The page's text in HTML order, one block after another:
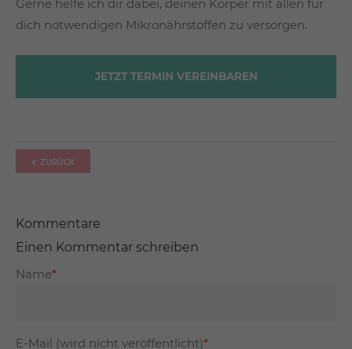
Gerne helfe ich dir dabei, deinen Körper mit allen für
dich notwendigen Mikronährstoffen zu versorgen.
JETZT TERMIN VEREINBAREN
ZURÜCK
Kommentare
Einen Kommentar schreiben
Name*
E-Mail (wird nicht veröffentlicht)*